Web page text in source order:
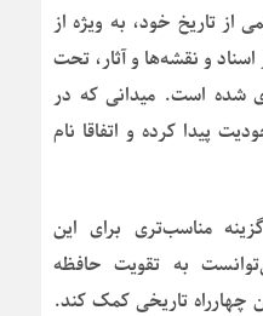
از تاریخ خود، به ویژه از
و نقشه‌ها و آثار، تحت
شده است. میدانی که در
پیدا کرده و اتفاقا نام
مناسب‌تری برای این
به تقویت حافظه
چهارراه تاریخی کمک کند.